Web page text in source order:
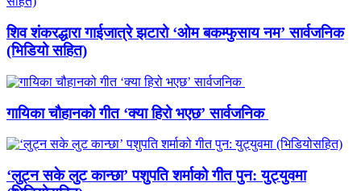
शिव शंकरद्धारा गाईजात्रे झटारो ‘ओम बकम्फुसाय नम’ सार्वजनिक
(भिडियो सहित)
गायिका चौहानको गीत ‘क्या हिरो भएछ’ सार्वजनिक
‘लुट्न सके लुट कान्छा’ पशुपति शर्माको गीत पुन: युट्युवमा